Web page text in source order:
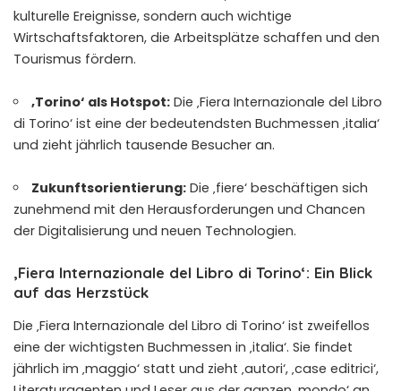
kulturelle Ereignisse, sondern auch wichtige
Wirtschaftsfaktoren, die Arbeitsplätze schaffen und den
Tourismus fördern.
‚Torino‘ als Hotspot: Die ‚Fiera Internazionale del Libro
di Torino‘ ist eine der bedeutendsten Buchmessen ‚italia‘
und zieht jährlich tausende Besucher an.
Zukunftsorientierung: Die ‚fiere‘ beschäftigen sich
zunehmend mit den Herausforderungen und Chancen
der Digitalisierung und neuen Technologien.
‚Fiera Internazionale del Libro di Torino‘: Ein Blick
auf das Herzstück
Die ‚Fiera Internazionale del Libro di Torino‘ ist zweifellos
eine der wichtigsten Buchmessen in ‚italia‘. Sie findet
jährlich im ‚maggio‘ statt und zieht ‚autori‘, ‚case editrici‘,